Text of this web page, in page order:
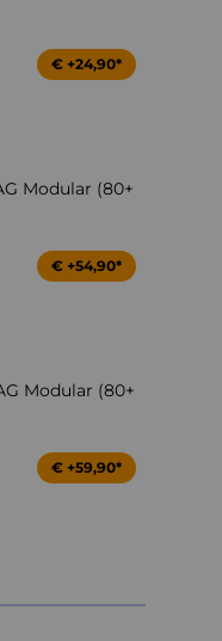
€ +24,90*
Modular (80+
€ +54,90*
Modular (80+
€ +59,90*